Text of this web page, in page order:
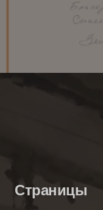
Страницы